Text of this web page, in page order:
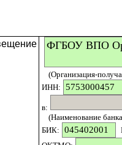
(Организация-
ИНН:
в:
(Наименование банка
БИК: